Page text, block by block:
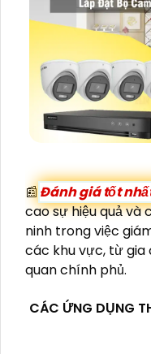
📰 Đánh giá tốt
cao sự hiệu quả
ninh trong việc
các khu vực, từ gia
quan chính phủ.
CÁC ỨNG DỤNG